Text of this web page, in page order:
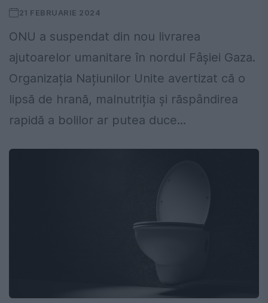
21 FEBRUARIE 2024
ONU a suspendat din nou livrarea
ajutoarelor umanitare în nordul Fâșiei Gaza.
Organizația Națiunilor Unite avertizat că o
lipsă de hrană, malnutriția și răspândirea
rapidă a bolilor ar putea duce...